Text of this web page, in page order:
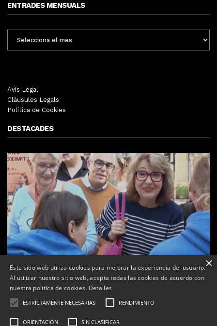
ENTRADES MENSUALS
MENSUALS
Avís Legal
Clàusules Legals
Política de Cookies
DESTACADES
×
Este sitio web utiliza cookies para mejorar la experiencia del usuario.
Al utilizar nuestro sitio web, acepta todas las cookies de acuerdo con
nuestra política de cookies. Detalles
ESTRICTAMENTE NECESARIAS RENDIMIENTO
ORIENTACIÓN SIN CLASIFICAR